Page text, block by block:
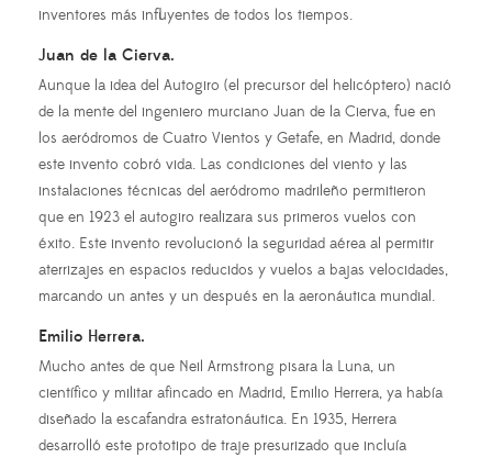
inventores más influyentes de todos los tiempos.
Juan de la Cierva.
Aunque la idea del Autogiro (el precursor del helicóptero) nació
de la mente del ingeniero murciano Juan de la Cierva, fue en
los aeródromos de Cuatro Vientos y Getafe, en Madrid, donde
este invento cobró vida. Las condiciones del viento y las
instalaciones técnicas del aeródromo madrileño permitieron
que en 1923 el autogiro realizara sus primeros vuelos con
éxito. Este invento revolucionó la seguridad aérea al permitir
aterrizajes en espacios reducidos y vuelos a bajas velocidades,
marcando un antes y un después en la aeronáutica mundial.
Emilio Herrera.
Mucho antes de que Neil Armstrong pisara la Luna, un
científico y militar afincado en Madrid, Emilio Herrera, ya había
diseñado la escafandra estratonáutica. En 1935, Herrera
desarrolló este prototipo de traje presurizado que incluía